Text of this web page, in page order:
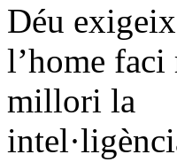
Déu
l’home faci
millori la